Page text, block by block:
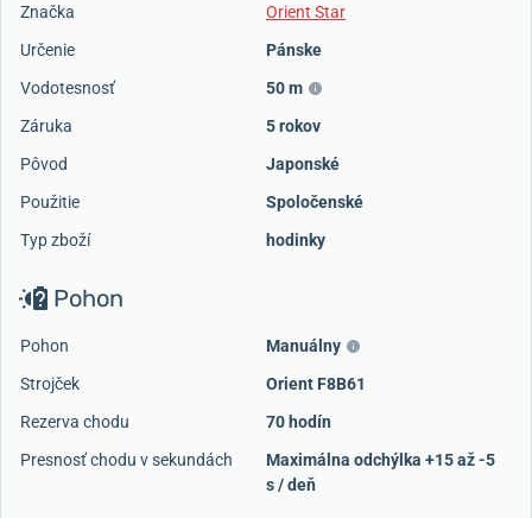
Značka
Orient Star
Určenie
Pánske
Vodotesnosť
50 m
Záruka
5 rokov
Pôvod
Japonské
Použitie
Spoločenské
Typ zboží
hodinky
Pohon
Pohon
Manuálny
Strojček
Orient F8B61
Rezerva chodu
70 hodín
Presnosť chodu v sekundách
Maximálna odchýlka +15 až -5
s / deň